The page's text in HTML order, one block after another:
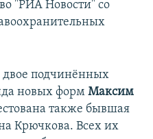
"РИА Новости" со
двое подчинённых
новых форм Максим
также бывшая
Крючкова. Всех их